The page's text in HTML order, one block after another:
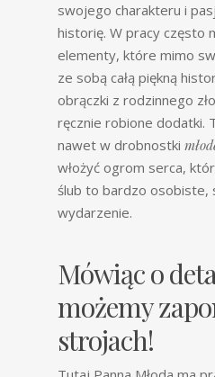
swojego charakteru i
historię. W pracy często
elementy, które mimo
ze sobą całą piękną
obrączki z rodzinnego
ręcznie robione dodatki.
nawet w drobnostki
włożyć ogrom serca,
ślub to bardzo osobiste,
wydarzenie.
Mówiąc o
możemy
strojach!